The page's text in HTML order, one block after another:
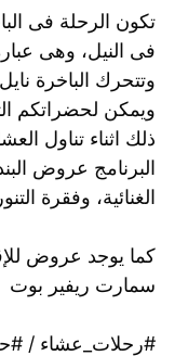
تكون الرحلة فى
فى النيل، وهى
وتتحرك الباخرة
ويمكن لحضراتكم
ذلك اثناء تناول
البرنامج عروض
الغنائية، وفقرة
كما يوجد عروض
سمارت ريفير بوت
#رحلات_عشاء /